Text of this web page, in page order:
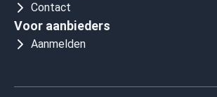
Contact
Voor aanbieders
Aanmelden